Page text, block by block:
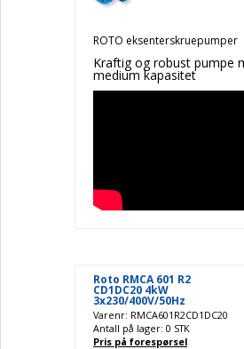
ROTO eksenterskruepumper
Kraftig og robust pumpe
medium kapasitet
Roto RMCA 601 R2
CD1DC20 4kW
3x230/400V/50Hz
Varenr: RMCA601R2CD1DC20
Antall på lager: 0 STK
Pris på forespørsel